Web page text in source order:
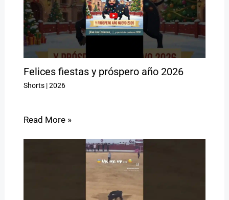
Felices fiestas y próspero año 2026
Shorts|2026
Read More »